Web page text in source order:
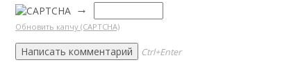
→
Обновить капчу (CAPTCHA)
Ctrl+Enter